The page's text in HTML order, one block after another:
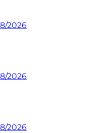
2026
2026
2026